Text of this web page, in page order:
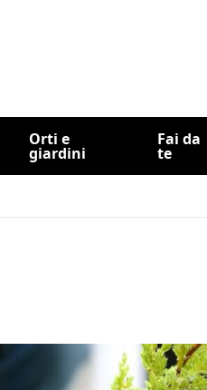
Orti e
giardini
Fai da
te